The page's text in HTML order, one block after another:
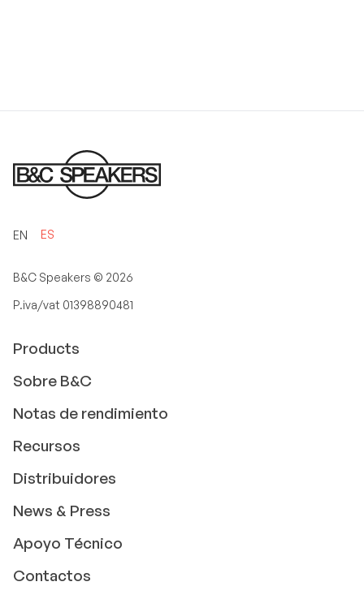
EN ES
B&C Speakers © 2026
P.iva/vat 01398890481
Products
Sobre B&C
Notas de rendimiento
Recursos
Distribuidores
News & Press
Apoyo Técnico
Contactos